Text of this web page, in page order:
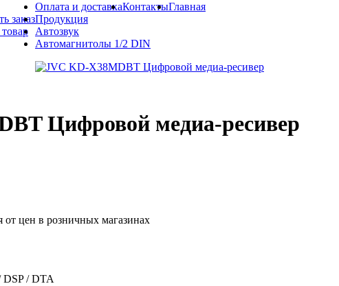
заказ
Оплата и доставкаКонтактыГлавная
Продукция
Автозвук
Автомагнитолы 1/2 DIN
Цифровой медиа-ресивер
от цен в розничных магазинах
/ DTA